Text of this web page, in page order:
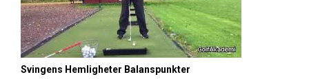
Svingens Hemligheter Balanspunkter